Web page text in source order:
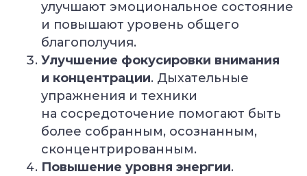
улучшают эмоциональное состояние
и повышают уровень общего
благополучия.
Улучшение фокусировки внимания
и концентрации. Дыхательные
упражнения и техники
на сосредоточение помогают быть
более собранным, осознанным,
сконцентрированным.
Повышение уровня энергии.